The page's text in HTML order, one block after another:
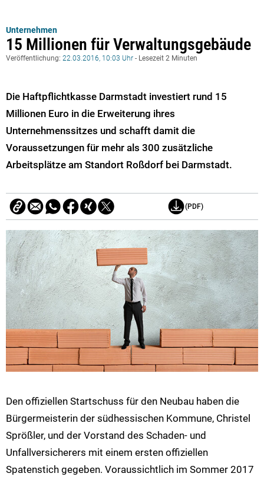
Unternehmen
15 Millionen für Verwaltungsgebäude
Veröffentlichung: 22.03.2016, 10:03 Uhr - Lesezeit 2 Minuten
Die Haftpflichtkasse Darmstadt investiert rund 15
Millionen Euro in die Erweiterung ihres
Unternehmenssitzes und schafft damit die
Voraussetzungen für mehr als 300 zusätzliche
Arbeitsplätze am Standort Roßdorf bei Darmstadt.
(PDF)
Den offiziellen Startschuss für den Neubau haben die
Bürgermeisterin der südhessischen Kommune, Christel
Sprößler, und der Vorstand des Schaden- und
Unfallversicherers mit einem ersten offiziellen
Spatenstich gegeben. Voraussichtlich im Sommer 2017